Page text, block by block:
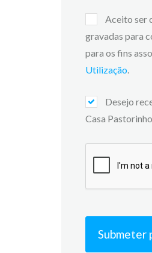
Aceito ser
gravadas para
para os fins
Utilização.
Desejo
Casa
Submeter